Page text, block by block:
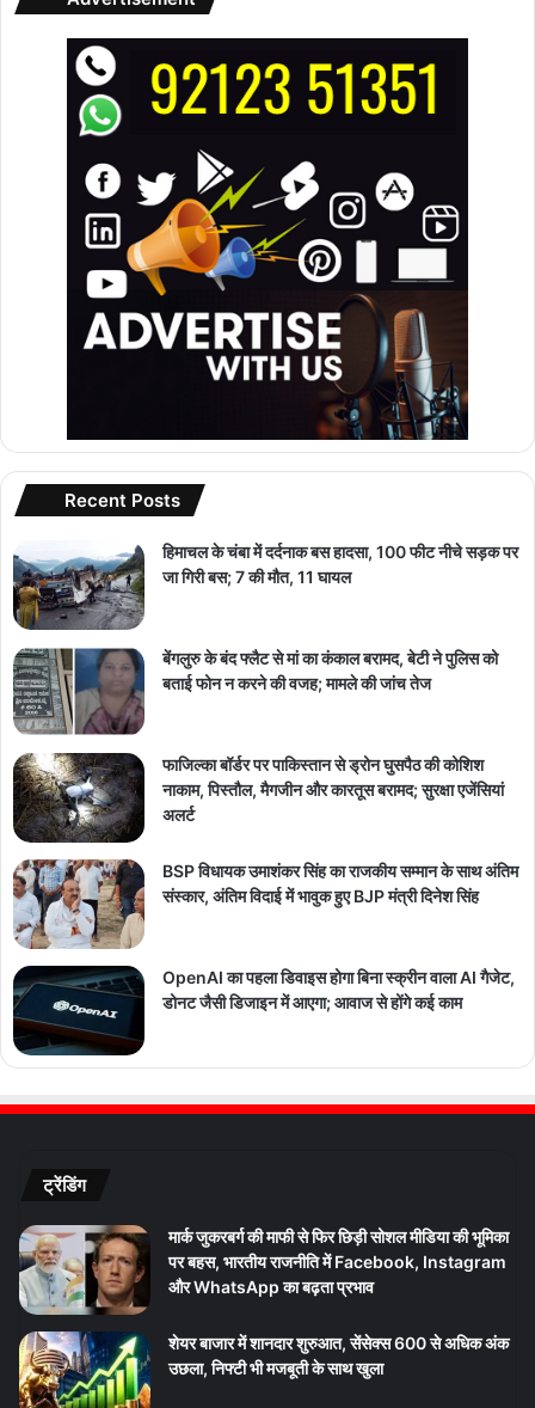
Recent Posts
हिमाचल के चंबा में दर्दनाक बस हादसा, 100 फीट नीचे सड़क पर
जा गिरी बस; 7 की मौत, 11 घायल
बेंगलुरु के बंद फ्लैट से मां का कंकाल बरामद, बेटी ने पुलिस को
बताई फोन न करने की वजह; मामले की जांच तेज
फाजिल्का बॉर्डर पर पाकिस्तान से ड्रोन घुसपैठ की कोशिश
नाकाम, पिस्तौल, मैगजीन और कारतूस बरामद; सुरक्षा एजेंसियां
अलर्ट
BSP विधायक उमाशंकर सिंह का राजकीय सम्मान के साथ अंतिम
संस्कार, अंतिम विदाई में भावुक हुए BJP मंत्री दिनेश सिंह
OpenAI का पहला डिवाइस होगा बिना स्क्रीन वाला AI गैजेट,
डोनट जैसी डिजाइन में आएगा; आवाज से होंगे कई काम
ट्रेंडिंग
मार्क जुकरबर्ग की माफी से फिर छिड़ी सोशल मीडिया की भूमिका
पर बहस, भारतीय राजनीति में Facebook, Instagram
और WhatsApp का बढ़ता प्रभाव
शेयर बाजार में शानदार शुरुआत, सेंसेक्स 600 से अधिक अंक
उछला, निफ्टी भी मजबूती के साथ खुला